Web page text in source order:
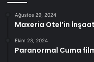
Ağustos 29, 2024
Maxeria Otel’in
Ekim 23, 2024
Paranormal Cuma